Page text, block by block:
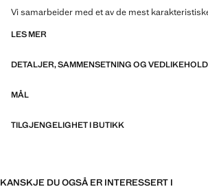
Vi samarbeider med et av de mest
energi, der det praktiske og det estetiske lever i
og et konseptuelt perspektiv, som omfavner
LES MER
DETALJER, SAMMENSETNING OG VEDLIKEHOLD
MÅL
TILGJENGELIGHET I BUTIKK
KANSKJE DU OGSÅ ER INTERESSERT I